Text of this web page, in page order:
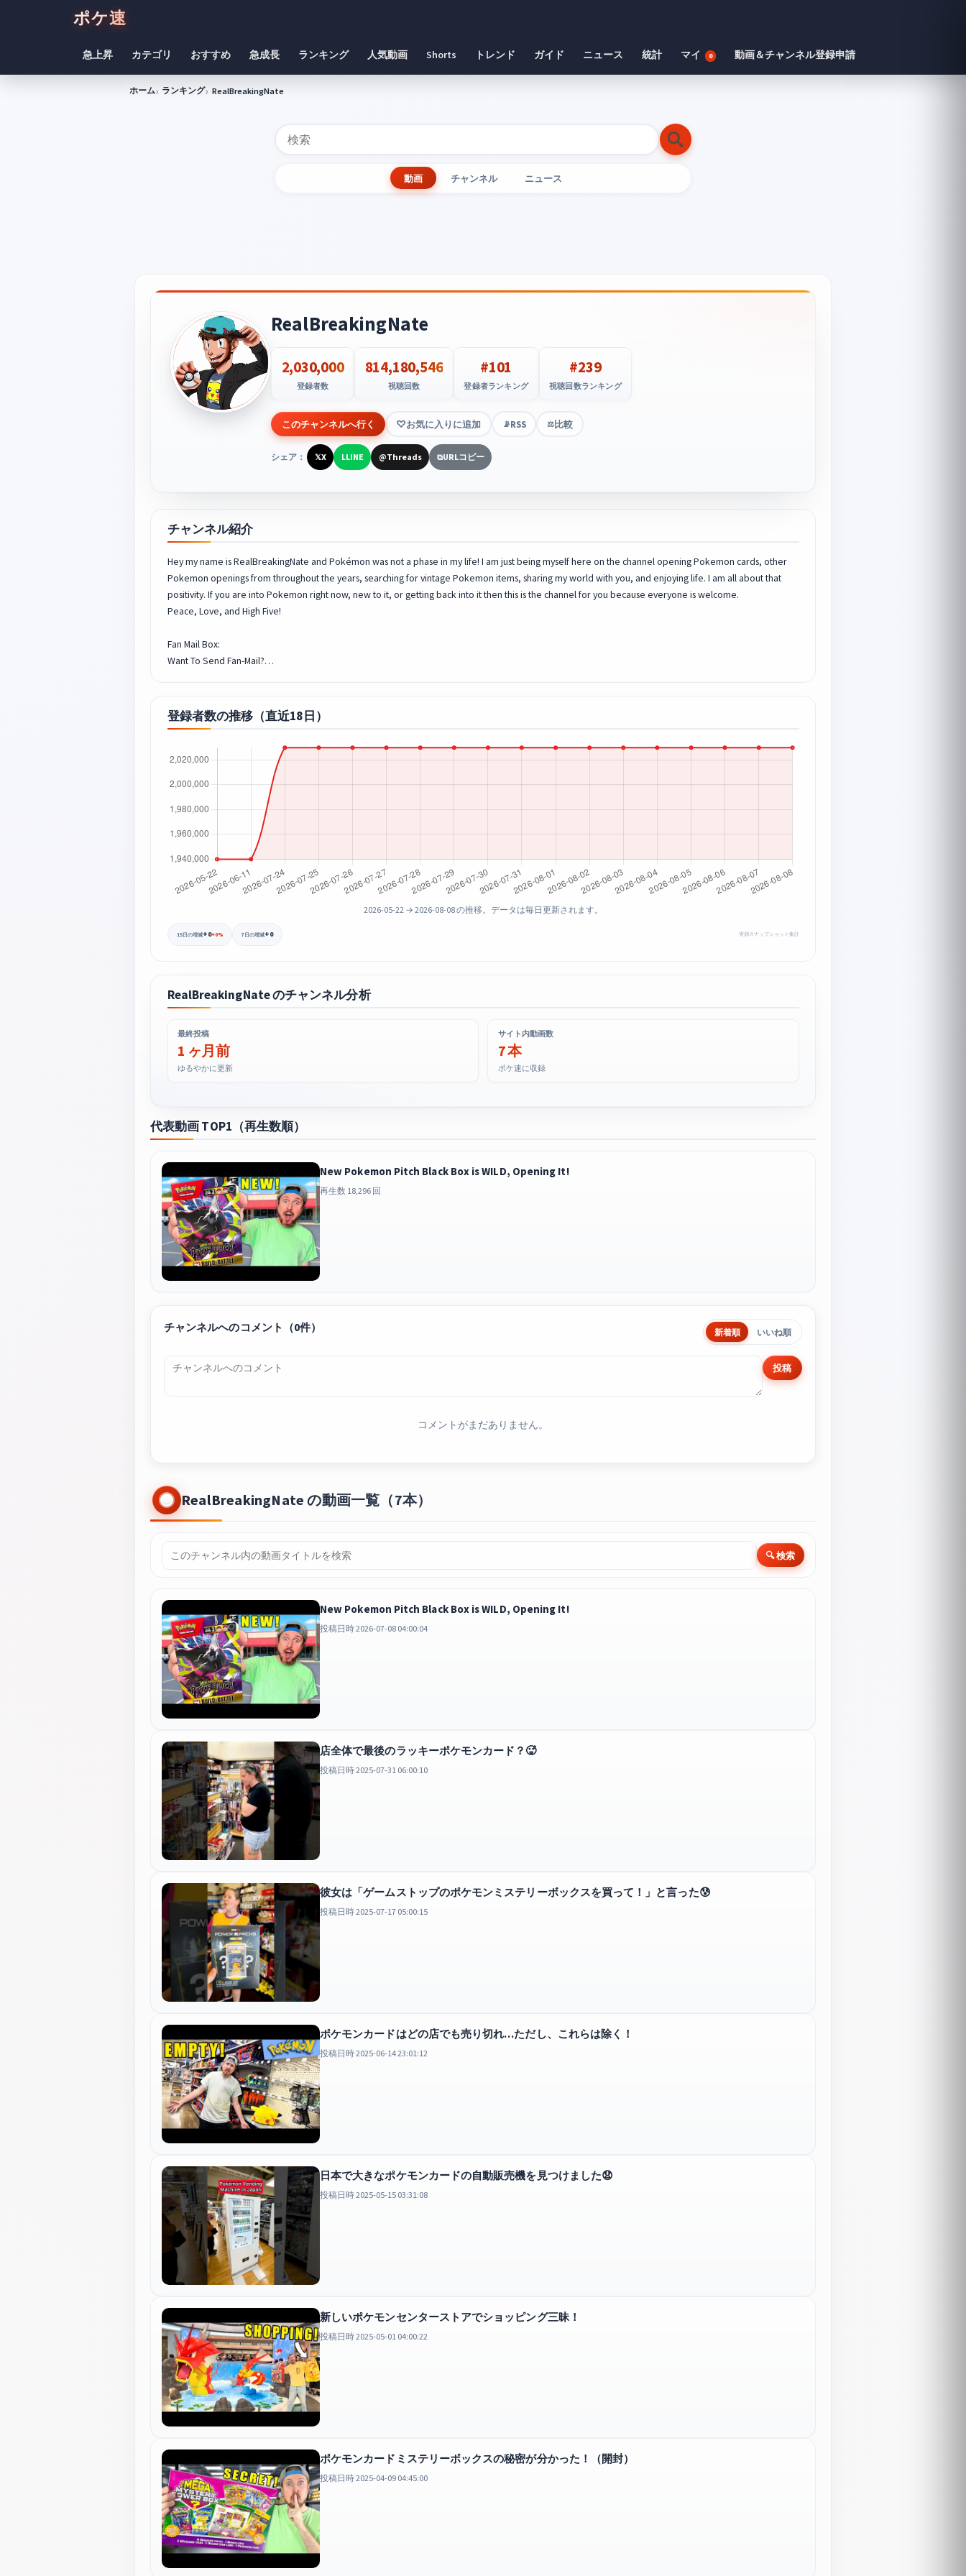
ポケ速
急上昇 カテゴリ おすすめ 急成長 ランキング 人気動画 Shorts トレンド ガイド ニュース 統計 マイ 0 動画＆チャンネル登録申請
ホーム ランキング RealBreakingNate
動画 チャンネル ニュース
RealBreakingNate
2,030,000
登録者数
814,180,546
視聴回数
#101
登録者ランキング
#239
視聴回数ランキング
このチャンネルへ行く お気に入りに追加 📡RSS ⚖️比較
シェア： 𝕏X LLINE @Threads ⧉URLコピー
チャンネル紹介
Hey my name is RealBreakingNate and Pokémon was not a phase in my life! I am just being myself here on the channel opening Pokemon cards, other
Pokemon openings from throughout the years, searching for vintage Pokemon items, sharing my world with you, and enjoying life. I am all about that
positivity. If you are into Pokemon right now, new to it, or getting back into it then this is the channel for you because everyone is welcome.
Peace, Love, and High Five!
Fan Mail Box:
Want To Send Fan-Mail?…
登録者数の推移（直近18日）
2026-05-22 → 2026-08-08 の推移。データは毎日更新されます。
15日の増減+0+0% 7日の増減+0 実測スナップショット集計
RealBreakingNate のチャンネル分析
最終投稿
1 ヶ月前
ゆるやかに更新
サイト内動画数
7 本
ポケ速に収録
代表動画 TOP1（再生数順）
New Pokemon Pitch Black Box is WILD, Opening It!
再生数 18,296 回
チャンネルへのコメント（0件） 新着順 いいね順
投稿
コメントがまだありません。
RealBreakingNate の動画一覧（7本）
🔍 検索
New Pokemon Pitch Black Box is WILD, Opening It!
投稿日時 2026-07-08 04:00:04
店全体で最後のラッキーポケモンカード？🥵
投稿日時 2025-07-31 06:00:10
彼女は「ゲームストップのポケモンミステリーボックスを買って！」と言った😰
投稿日時 2025-07-17 05:00:15
ポケモンカードはどの店でも売り切れ…ただし、これらは除く！
投稿日時 2025-06-14 23:01:12
日本で大きなポケモンカードの自動販売機を見つけました😧
投稿日時 2025-05-15 03:31:08
新しいポケモンセンターストアでショッピング三昧！
投稿日時 2025-05-01 04:00:22
ポケモンカードミステリーボックスの秘密が分かった！（開封）
投稿日時 2025-04-09 04:45:00